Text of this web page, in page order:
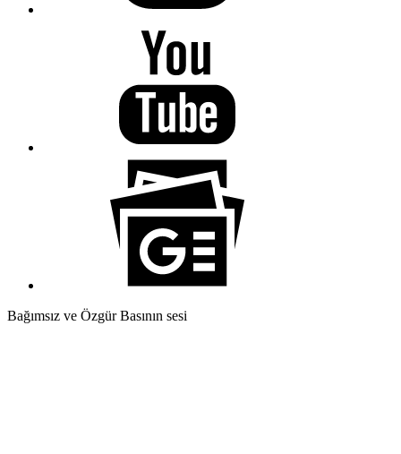
Bağımsız ve Özgür Basının sesi